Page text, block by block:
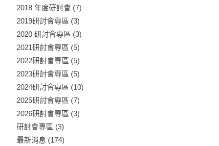
2018 年度研討會(7)
2019研討會專區 (3)
2020 研討會專區 (3)
2021研討會專區 (5)
2022研討會專區 (5)
2023研討會專區 (5)
2024研討會專區 (10)
2025研討會專區 (7)
2026研討會專區 (3)
研討會專區 (3)
最新消息 (174)